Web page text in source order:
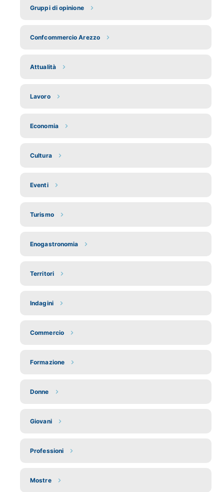
Gruppi di opinione
Confcommercio Arezzo
Attualità
Lavoro
Economia
Cultura
Eventi
Turismo
Enogastronomia
Territori
Indagini
Commercio
Formazione
Donne
Giovani
Professioni
Mostre